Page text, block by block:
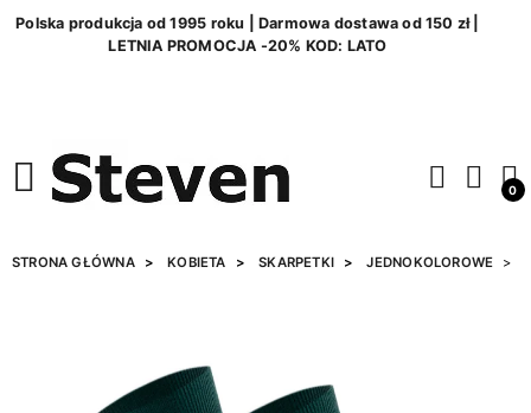
Polska produkcja od 1995 roku | Darmowa dostawa od 150 zł |
LETNIA PROMOCJA -20% KOD: LATO
0
STRONA GŁÓWNA KOBIETA SKARPETKI JEDNOKOLOROWE